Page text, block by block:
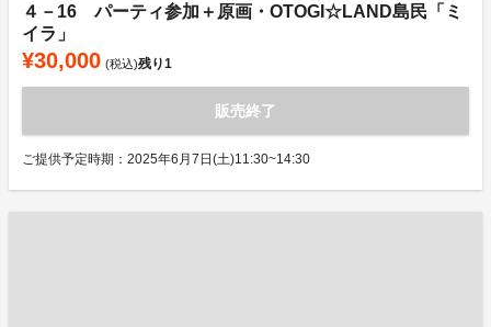
４－16 パーティ参加＋原画・OTOGI☆LAND島民「ミ
イラ」
¥30,000 (税込)残り1
販売終了
ご提供予定時期：2025年6月7日(土)11:30~14:30